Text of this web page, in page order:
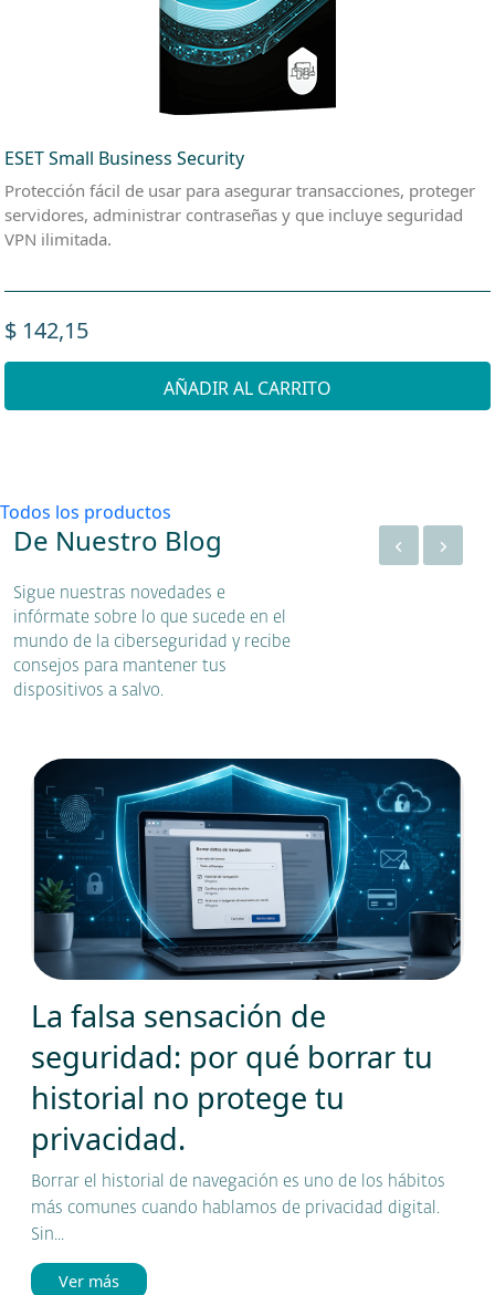
ESET Small Business Security
Protección fácil de usar para asegurar transacciones, proteger
servidores, administrar contraseñas y que incluye seguridad
VPN ilimitada.
$ 142,15
AÑADIR AL CARRITO
Todos los productos
De Nuestro Blog
Sigue nuestras novedades e
infórmate sobre lo que sucede en el
mundo de la ciberseguridad y recibe
consejos para mantener tus
dispositivos a salvo.
La falsa sensación de
seguridad: por qué borrar tu
historial no protege tu
privacidad.
Borrar el historial de navegación es uno de los hábitos
más comunes cuando hablamos de privacidad digital.
Sin...
Ver más